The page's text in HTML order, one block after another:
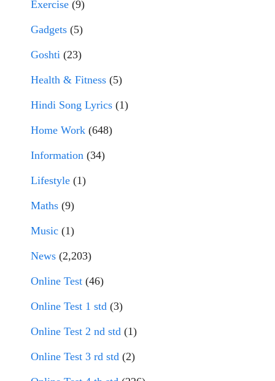
Exercise (9)
Gadgets (5)
Goshti (23)
Health & Fitness (5)
Hindi Song Lyrics (1)
Home Work (648)
Information (34)
Lifestyle (1)
Maths (9)
Music (1)
News (2,203)
Online Test (46)
Online Test 1 std (3)
Online Test 2 nd std (1)
Online Test 3 rd std (2)